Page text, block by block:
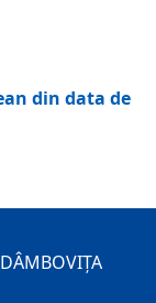
din data de